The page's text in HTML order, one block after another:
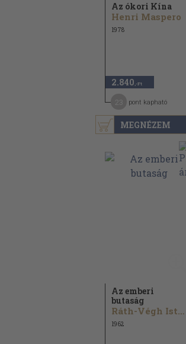
MEGNÉZEM
Az ókori Kína
Henri Maspero
1978
2.840 ,-Ft
pont kapható
Az emberi
butaság
Ráth-Végh István
1962